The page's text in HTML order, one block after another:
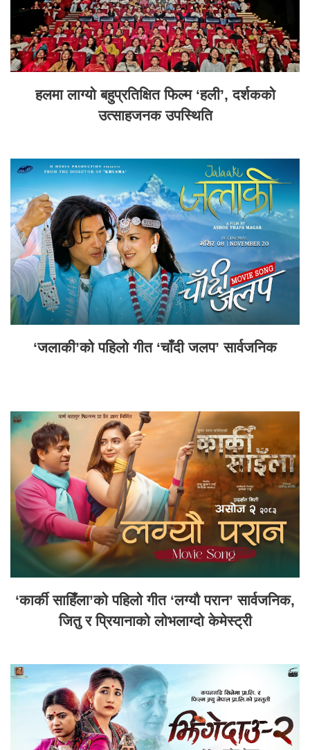
हलमा लाग्यो बहुप्रतिक्षित फिल्म ‘हली’, दर्शकको
उत्साहजनक उपस्थिति
‘जलाकी’को पहिलो गीत ‘चाँदी जलप’ सार्वजनिक
‘कार्की साहिँला’को पहिलो गीत ‘लग्यौ परान’ सार्वजनिक,
जितु र प्रियानाको लोभलाग्दो केमेस्ट्री